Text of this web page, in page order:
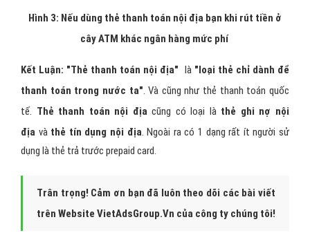
Hình 3: Nếu dùng thẻ thanh toán nội địa bạn khi rút tiền ở
cây ATM khác ngân hàng mức phí
Kết Luận: "Thẻ thanh toán nội địa" là"loại thẻ chỉ dành để
thanh toán trong nước ta". Và cũng như thẻ thanh toán quốc
tế. Thẻ thanh toán nội địacũng có loại là thẻ ghi nợ nội
địa và thẻ tín dụng nội địa. Ngoài ra có 1 dạng rất ít người sử
dụng là thẻ trả trước prepaid card.
Trân trọng! Cảm ơn bạn đã luôn theo dõi các bài viết
trên Website VietAdsGroup.Vn của công ty chúng tôi!